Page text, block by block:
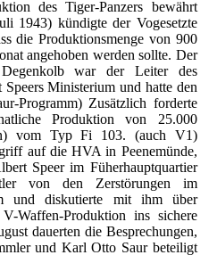
des Tiger-Panzers bewährt
1943) kündigte der Vogesetzte
die Produktionsmenge von 900
angehoben werden sollte. Der
war der Leiter des
Ministerium und hatte den
Programm) Zusätzlich forderte
Produktion von 25.000
vom Typ Fi 103. (auch V1)
auf die HVA in Peenemünde,
Speer im Füherhauptquartier
von den Zerstörungen im
und diskutierte mit ihm über
Waffen-Produktion ins sichere
dauerten die Besprechungen,
und Karl Otto Saur beteiligt